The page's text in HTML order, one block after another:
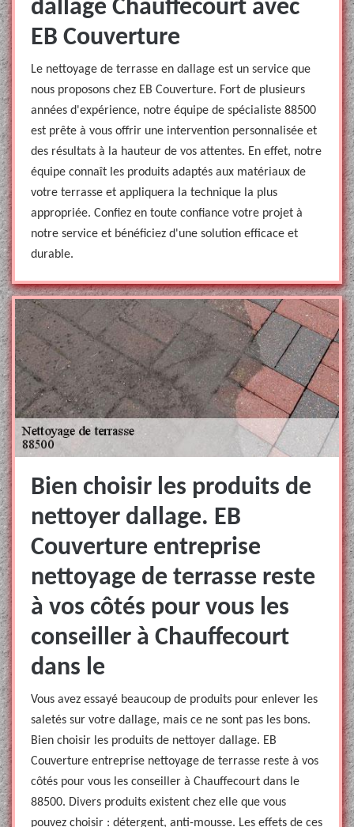
dallage Chauffecourt avec
EB Couverture
Le nettoyage de terrasse en dallage est un service que
nous proposons chez EB Couverture. Fort de plusieurs
années d'expérience, notre équipe de spécialiste 88500
est prête à vous offrir une intervention personnalisée et
des résultats à la hauteur de vos attentes. En effet, notre
équipe connaît les produits adaptés aux matériaux de
votre terrasse et appliquera la technique la plus
appropriée. Confiez en toute confiance votre projet à
notre service et bénéficiez d'une solution efficace et
durable.
Bien choisir les produits de
nettoyer dallage. EB
Couverture entreprise
nettoyage de terrasse reste
à vos côtés pour vous les
conseiller à Chauffecourt
dans le
Vous avez essayé beaucoup de produits pour enlever les
saletés sur votre dallage, mais ce ne sont pas les bons.
Bien choisir les produits de nettoyer dallage. EB
Couverture entreprise nettoyage de terrasse reste à vos
côtés pour vous les conseiller à Chauffecourt dans le
88500. Divers produits existent chez elle que vous
pouvez choisir : détergent, anti-mousse. Les effets de ces